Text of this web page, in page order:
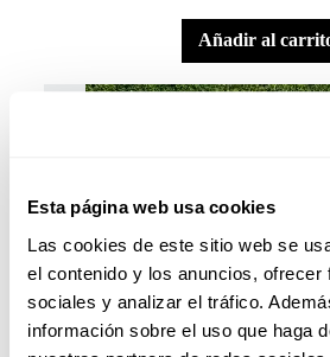
Esta página web usa cookies
Las cookies de este sitio web se
el contenido y los anuncios, ofrecer
sociales y analizar el tráfico.
información sobre el uso que haga
añadir al